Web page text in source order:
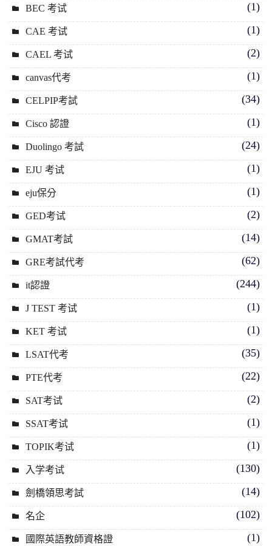
BEC 考试 (1)
CAE 考试 (1)
CAEL 考试 (2)
canvas代考 (1)
CELPIP考試 (34)
Cisco 認證 (1)
Duolingo 考試 (24)
EJU 考试 (1)
eju保分 (1)
GED考试 (2)
GMAT考試 (14)
GRE考試代考 (62)
it認證 (244)
J TEST 考试 (1)
KET 考试 (1)
LSAT代考 (35)
PTE代考 (22)
SAT考试 (2)
SSAT考试 (1)
TOPIK考试 (1)
入学考试 (130)
劍橋領思考試 (14)
名企 (102)
國際英語教師資格證 (1)